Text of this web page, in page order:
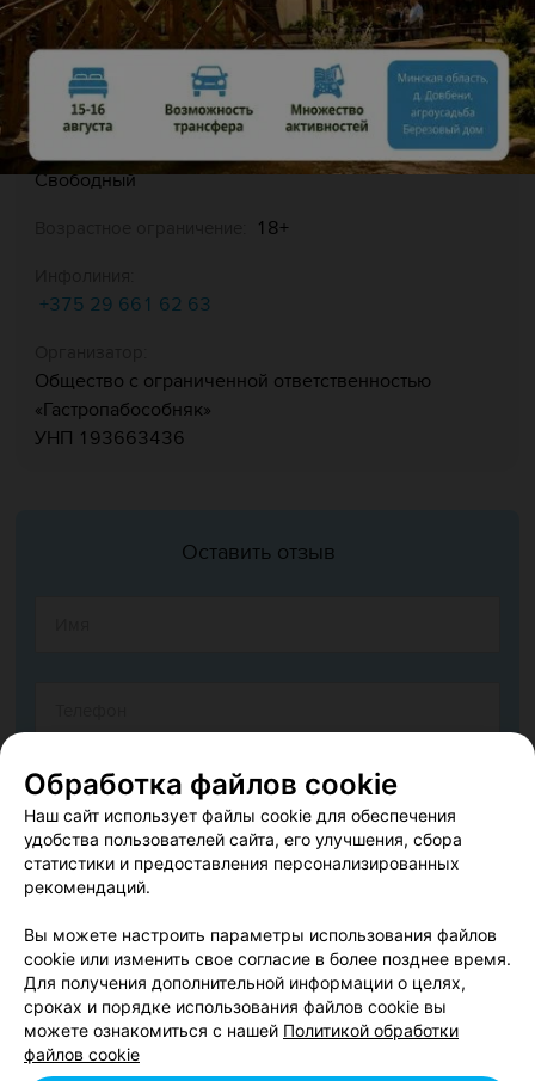
Описание
Свободный
18+
+375 29 661 62 63
Общество с ограниченной ответственностью
«Гастропабособняк»
УНП 193663436
Оставить отзыв
Согласен опубликовать отзыв. Подробнее обусловиях
обработки персональных данныхимеханизме реализации
прав
Обработка файлов cookie
Наш сайт использует файлы cookie для обеспечения
удобства пользователей сайта, его улучшения, сбора
статистики и предоставления персонализированных
рекомендаций.
Вы можете настроить параметры использования файлов
cookie или изменить свое согласие в более позднее время.
Для получения дополнительной информации о целях,
сроках и порядке использования файлов cookie вы
можете ознакомиться с нашей Политикой обработки
файлов cookie